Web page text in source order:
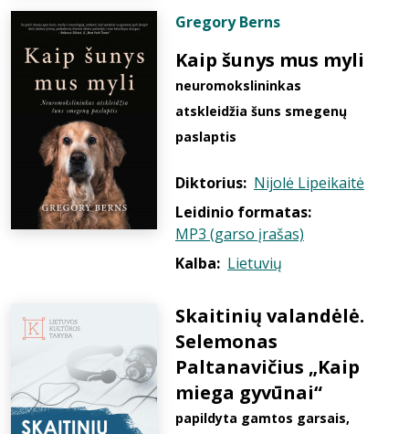
Gregory Berns
Kaip šunys mus myli
neuromokslininkas
atskleidžia šuns smegenų
paslaptis
Diktorius: Nijolė Lipeikaitė
Leidinio formatas:
MP3 (garso įrašas)
Kalba: Lietuvių
Skaitinių valandėlė.
Selemonas
Paltanavičius „Kaip
miega gyvūnai“
papildyta gamtos garsais,